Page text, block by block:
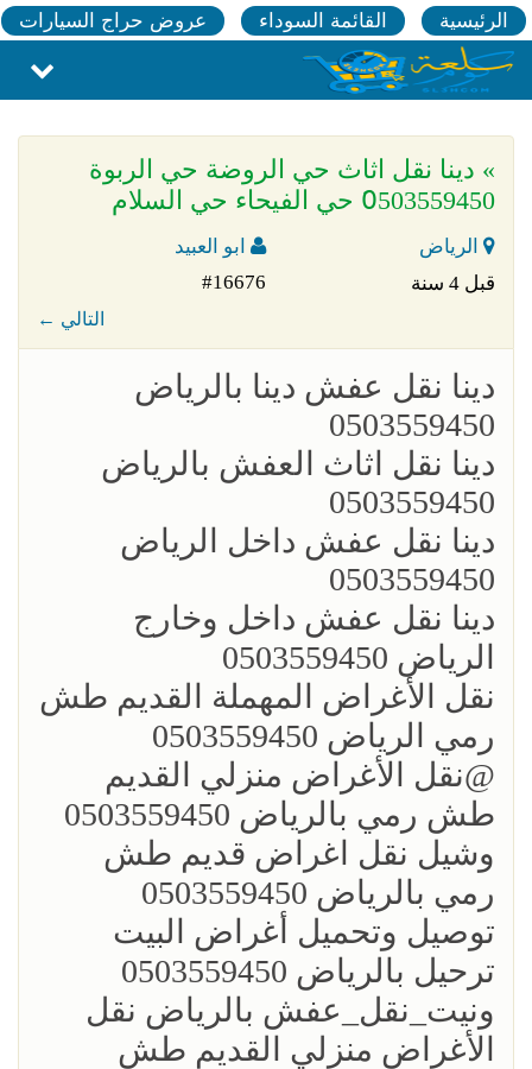
الرئيسية القائمة السوداء عروض حراج السيارات
» دينا نقل اثاث حي الروضة حي الربوة
0َ503559450 حي الفيحاء حي السلام
الرياض
ابو العبيد
قبل 4 سنة
#16676
← التالي
؜دينا نقل عفش دينا بالرياض
0503559450
؜؜دينا نقل اثاث العفش بالرياض
0503559450
؜دينا نقل عفش داخل الرياض
0503559450
؜دينا نقل عفش داخل وخارج
الرياض 0503559450
؜نقل الأغراض المهملة القديم طش
رمي الرياض 0503559450
؜؜@نقل الأغراض منزلي القديم
طش رمي بالرياض 0503559450
؜وشيل نقل اغراض قديم طش
رمي بالرياض 0503559450
؜توصيل وتحميل أغراض البيت
ترحيل بالرياض 0503559450
ونيت_نقل_عفش بالرياض نقل
الأغراض منزلي القديم طش